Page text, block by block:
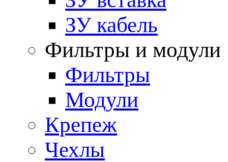
ЗУ кабель
Фильтры и модули
Фильтры
Модули
Крепеж
Чехлы